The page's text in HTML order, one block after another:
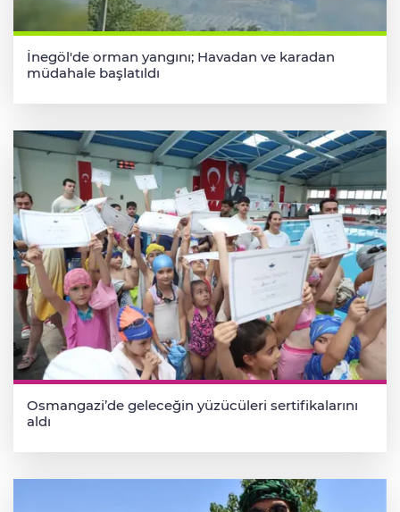
İnegöl'de orman yangını; Havadan ve karadan
müdahale başlatıldı
Osmangazi’de geleceğin yüzücüleri sertifikalarını
aldı